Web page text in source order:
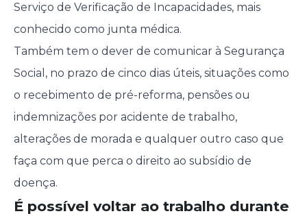
Serviço de Verificação de Incapacidades, mais
conhecido como junta médica.
Também tem o dever de comunicar à Segurança
Social, no prazo de cinco dias úteis, situações como
o recebimento de pré-reforma, pensões ou
indemnizações por acidente de trabalho,
alterações de morada e qualquer outro caso que
faça com que perca o direito ao subsídio de
doença.
É possível voltar ao trabalho durante